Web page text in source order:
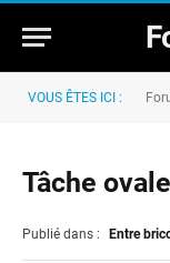
VOUS ÊTES ICI :
Tâche
Publié dans : Entre